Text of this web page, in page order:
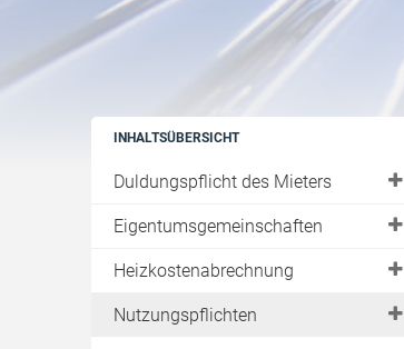
INHALTSÜBERSICHT
Duldungspflicht des Mieters
Härte & allgemein üblicher Zustand
Rechtsschutz
Was muss geduldet werden?
Eigentumsgemeinschaften
Modernisierung
Bauliche Veränderung
Heizkostenabrechnung
Art und Umfang
Nutzungspflichten